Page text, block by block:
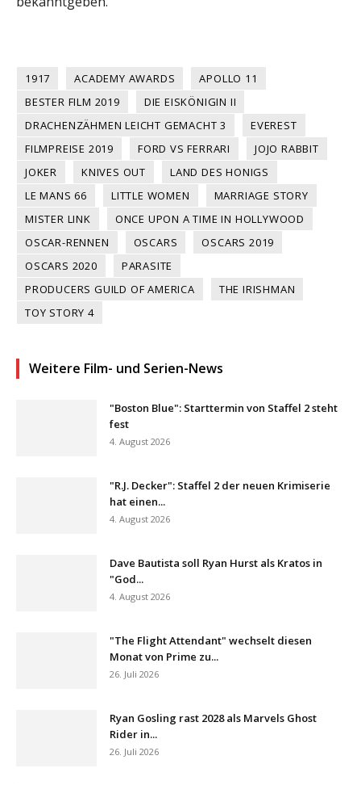
1917 ACADEMY AWARDS
APOLLO 11
BESTER FILM 2019
DIE EISKÖNIGIN II
DRACHENZÄHMEN LEICHT GEMACHT 3
EVEREST
FILMPREISE 2019
FORD VS FERRARI
JOJO RABBIT
JOKER
KNIVES OUT
LAND DES HONIGS
LE MANS 66
LITTLE WOMEN
MARRIAGE STORY
MISTER LINK
ONCE UPON A TIME IN HOLLYWOOD
OSCAR-RENNEN
OSCARS
OSCARS 2019
OSCARS 2020
PARASITE
PRODUCERS GUILD OF AMERICA
THE IRISHMAN
TOY STORY 4
Weitere Film- und Serien-News
"Boston Blue": Starttermin von Staffel 2 steht
fest
4. August 2026
"R.J. Decker": Staffel 2 der neuen Krimiserie
hat einen...
4. August 2026
Dave Bautista soll Ryan Hurst als Kratos in
"God...
4. August 2026
"The Flight Attendant" wechselt diesen
Monat von Prime zu...
26. Juli 2026
Ryan Gosling rast 2028 als Marvels Ghost
Rider in...
26. Juli 2026